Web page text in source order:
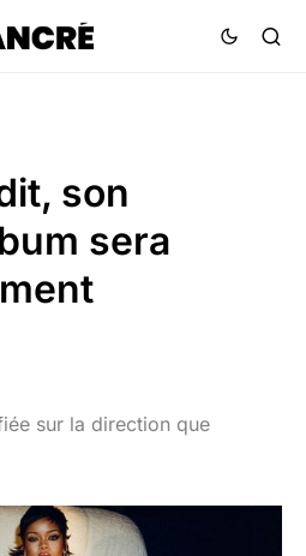
son
sera
sur la direction que